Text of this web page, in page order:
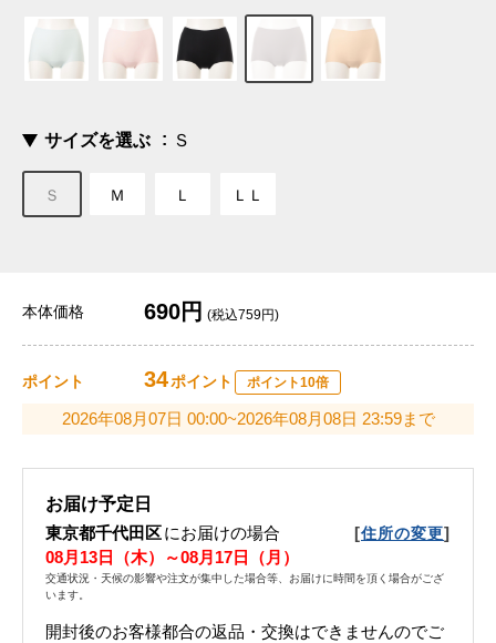
サイズを選ぶ Ｓ
Ｓ Ｍ Ｌ ＬＬ
本体価格 690円 (税込759円)
ポイント 34ポイント ポイント10倍
2026年08月07日 00:00~2026年08月08日 23:59まで
お届け予定日
東京都千代田区にお届けの場合 [住所の変更]
08月13日（木）～08月17日（月）
交通状況・天候の影響や注文が集中した場合等、お届けに時間を頂く場合がござ
います。
開封後のお客様都合の返品・交換はできませんのでご